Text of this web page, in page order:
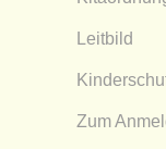
Leitbild
Zum